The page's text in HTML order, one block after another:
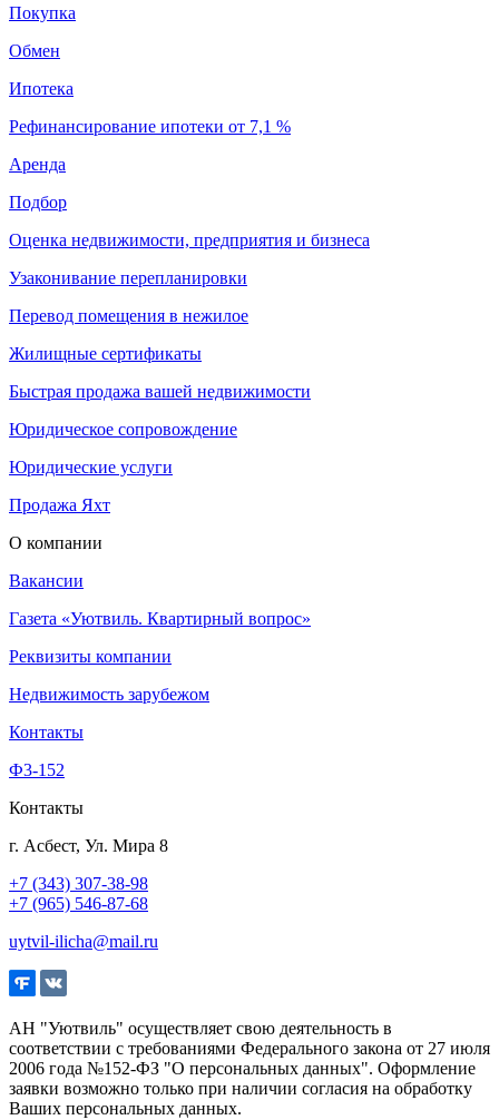
Покупка
Обмен
Ипотека
Рефинансирование ипотеки от 7,1 %
Аренда
Подбор
Оценка недвижимости, предприятия и бизнеса
Узаконивание перепланировки
Перевод помещения в нежилое
Жилищные сертификаты
Быстрая продажа вашей недвижимости
Юридическое сопровождение
Юридические услуги
Продажа Яхт
О компании
Вакансии
Газета «Уютвиль. Квартирный вопрос»
Реквизиты компании
Недвижимость зарубежом
Контакты
Ф3-152
Контакты
г. Асбест, Ул. Мира 8
+7 (343) 307-38-98
+7 (965) 546-87-68
uytvil-ilicha@mail.ru
АН "Уютвиль" осуществляет свою деятельность в
соответствии с требованиями Федерального закона от 27 июля
2006 года №152-ФЗ "О персональных данных". Оформление
заявки возможно только при наличии согласия на обработку
Ваших персональных данных.